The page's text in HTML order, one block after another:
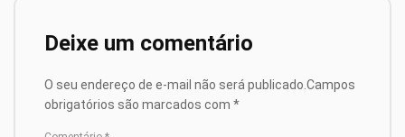
Deixe um comentário
O seu endereço de e-mail não será publicado. Campos
obrigatórios são marcados com *